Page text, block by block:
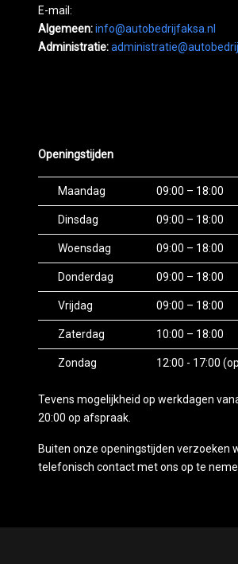
E-mail:
Algemeen:info@autobedrijfaksa.nl
Administratie:
Openingstijden
Maandag 09:00 – 18:00
Dinsdag 09:00 – 18:00
Woensdag 09:00 – 18:00
Donderdag 09:00 – 18:00
Vrijdag 09:00 – 18:00
Zaterdag 10:00 – 18:00
Zondag 12:00 - 17:00
Tevens mogelijkheid op werkdagen
20:00 op afspraak.
Buiten onze openingstijden verzoeken
telefonisch contact met ons op te